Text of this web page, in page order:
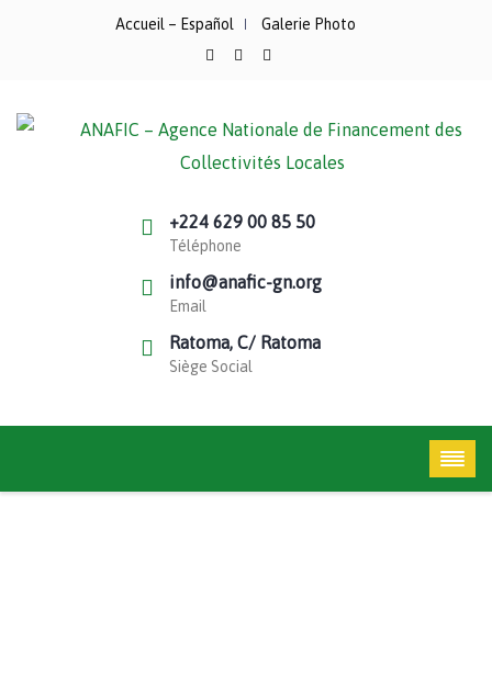
Accueil – Español Galerie Photo
+224 629 00 85 50
Téléphone
info@anafic-gn.org
Email
Ratoma, C/ Ratoma
Siège Social